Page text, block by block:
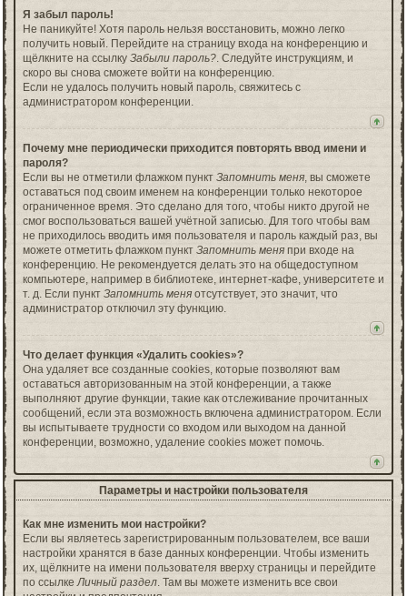
Я забыл пароль!
Не паникуйте! Хотя пароль нельзя восстановить, можно легко
получить новый. Перейдите на страницу входа на конференцию и
щёлкните на ссылку Забыли пароль?. Следуйте инструкциям, и
скоро вы снова сможете войти на конференцию.
Если не удалось получить новый пароль, свяжитесь с
администратором конференции.
Почему мне периодически приходится повторять ввод имени и
пароля?
Если вы не отметили флажком пункт Запомнить меня, вы сможете
оставаться под своим именем на конференции только некоторое
ограниченное время. Это сделано для того, чтобы никто другой не
смог воспользоваться вашей учётной записью. Для того чтобы вам
не приходилось вводить имя пользователя и пароль каждый раз, вы
можете отметить флажком пункт Запомнить меня при входе на
конференцию. Не рекомендуется делать это на общедоступном
компьютере, например в библиотеке, интернет-кафе, университете и
т. д. Если пункт Запомнить меня отсутствует, это значит, что
администратор отключил эту функцию.
Что делает функция «Удалить cookies»?
Она удаляет все созданные cookies, которые позволяют вам
оставаться авторизованным на этой конференции, а также
выполняют другие функции, такие как отслеживание прочитанных
сообщений, если эта возможность включена администратором. Если
вы испытываете трудности со входом или выходом на данной
конференции, возможно, удаление cookies может помочь.
Параметры и настройки пользователя
Как мне изменить мои настройки?
Если вы являетесь зарегистрированным пользователем, все ваши
настройки хранятся в базе данных конференции. Чтобы изменить
их, щёлкните на имени пользователя вверху страницы и перейдите
по ссылкеЛичный раздел. Там вы можете изменить все свои